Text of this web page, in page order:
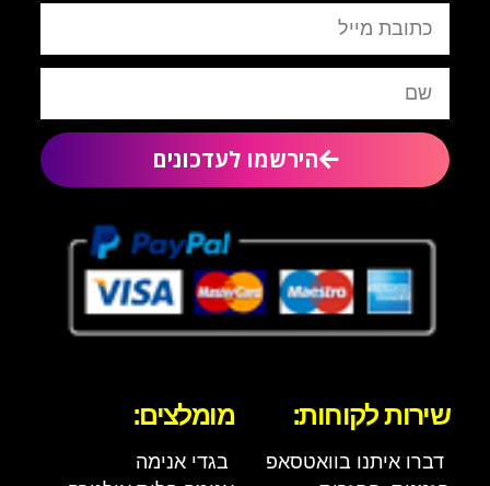
הירשמו לעדכונים
שירות לקוחות:
דברו איתנו בוואטסאפ
מומלצים:
בגדי אנימה